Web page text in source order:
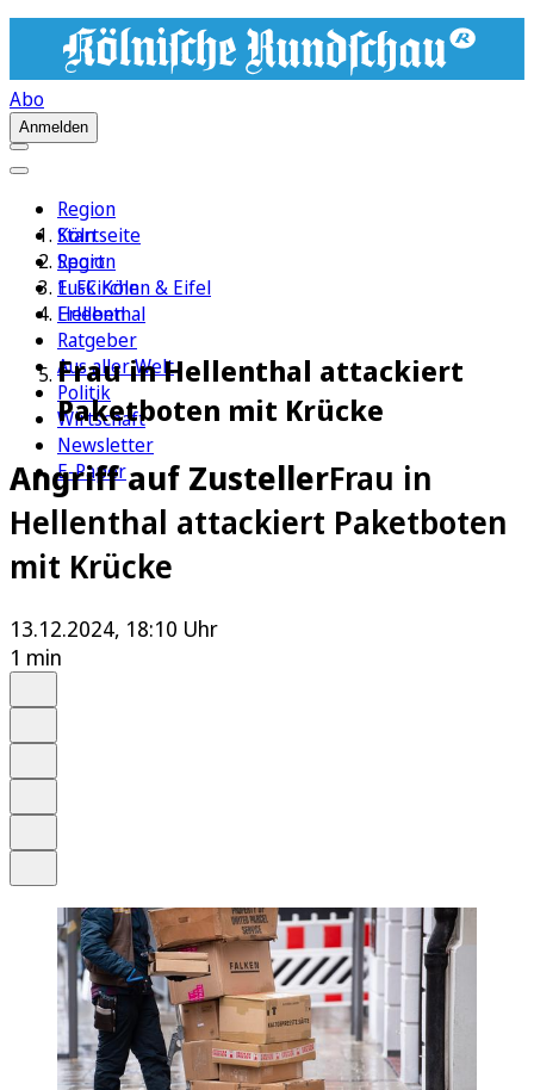
Abo
Anmelden
Region
Köln
Sport
1. FC Köln
Erleben
Ratgeber
Aus aller Welt
Politik
Wirtschaft
Newsletter
E-Paper
Startseite
Region
Euskirchen & Eifel
Hellenthal
Frau in Hellenthal attackiert
Paketboten mit Krücke
Angriff auf ZustellerFrau in
Hellenthal attackiert Paketboten
mit Krücke
13.12.2024, 18:10 Uhr
1 min